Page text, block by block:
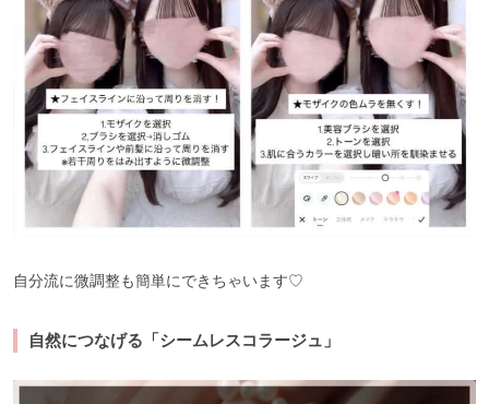
自分流に微調整も簡単にできちゃいます♡
自然につなげる「シームレスコラージュ」